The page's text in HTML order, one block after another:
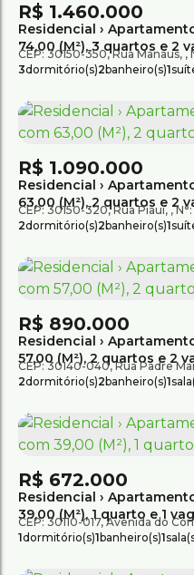
Residencial ›
74,00 (M²), 3 quartos e 2
R$ 1.460.000
CEP: 30150-350,Rua Manaus ,
3dormitório(s)2banheiro(s)1
Residencial ›
63,00 (M²), 2 quartos e 2
R$ 1.090.000
CEP: 30150-320,Rua Piauí ,N°:
2dormitório(s)2banheiro(s)1
Residencial ›
57,00 (M²), 2 quartos e 2
R$ 890.000
CEP: 30140-040,Rua Padre
2dormitório(s)2banheiro(s)1
Residencial ›
39,00 (M²), 1 quarto e 1
R$ 672.000
CEP: 30110-017,Avenida do
1dormitório(s)1banheiro(s)1